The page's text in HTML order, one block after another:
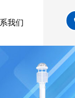
我们